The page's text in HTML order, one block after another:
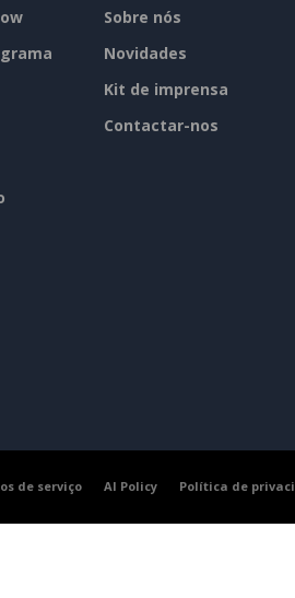
Sobre nós
Novidades
Kit de imprensa
Contactar-nos
de serviço AI Policy Política de